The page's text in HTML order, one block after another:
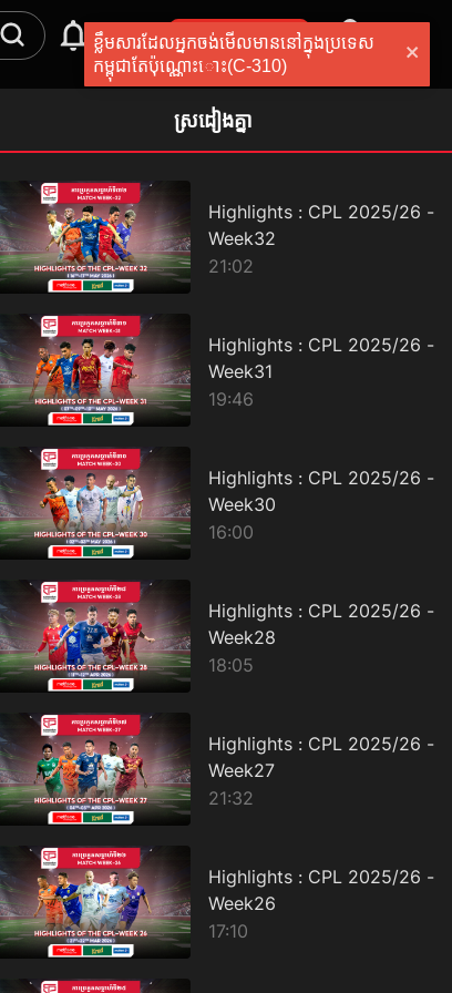
ទិញកញ្ចប់សេវាកម្ម
ស្រដៀងគ្នា
Highlights : CPL 2025/26 -
Week32
21:02
Highlights : CPL 2025/26 -
Week31
19:46
Highlights : CPL 2025/26 -
Week30
16:00
Highlights : CPL 2025/26 -
Week28
18:05
Highlights : CPL 2025/26 -
Week27
21:32
Highlights : CPL 2025/26 -
Week26
17:10
ខ្លឹមសារដែលអ្នកច